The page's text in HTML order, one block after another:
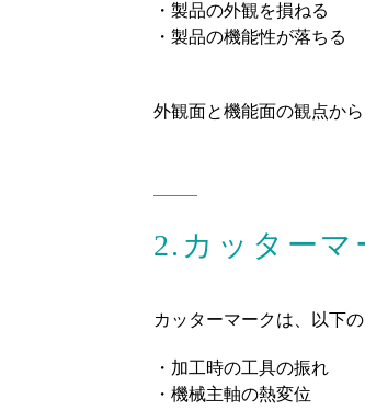
・製品の外観を損ねる
・製品の機能性が落ちる
外観面と機能面の観点か
2.カッターマ
カッターマークは、以下
・加工時の工具の振れ
・機械主軸の熱変位